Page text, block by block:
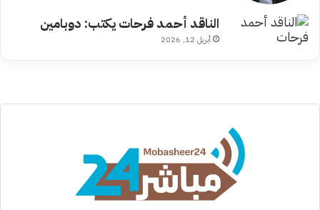
الناقد أحمد فرحات يكتب: دوبامين
أبريل 12, 2026